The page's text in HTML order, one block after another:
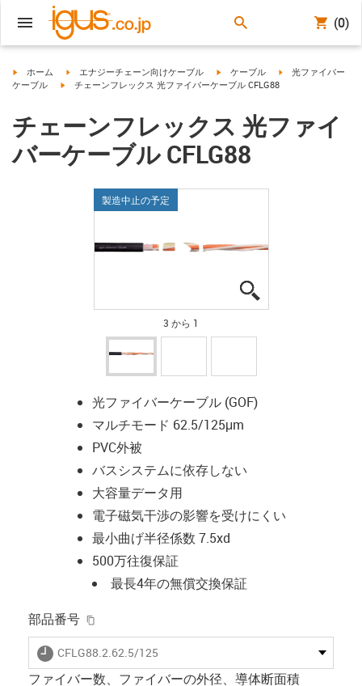
(0)
igus-icon-arrow-right
ホーム igus-icon-arrow-right
エナジーチェーン向けケーブル igus-icon-arrow-right
ケーブル igus-icon-arrow-
光ファイバー
ケーブル
igus-icon-arrow-right
チェーンフレックス 光ファイバーケーブル CFLG88
チェーンフレックス 光ファイ
バーケーブル CFLG88
製造中止の予定
3 から 1
光ファイバーケーブル (GOF)
マルチモード 62.5/125μm
PVC外被
バスシステムに依存しない
大容量データ用
電子磁気干渉の影響を受けにくい
最小曲げ半径係数 7.5xd
500万往復保証
最長4年の無償交換保証
部品番号
igus-icon-lieferzeit
CFLG88.2.62.5/125
ファイバー数、ファイバーの外径、導体断面積